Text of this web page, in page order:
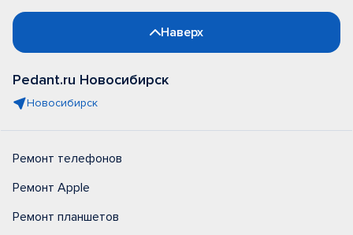
Наверх
Pedant.ru Новосибирск
Новосибирск
Ремонт телефонов
Ремонт Apple
Ремонт планшетов